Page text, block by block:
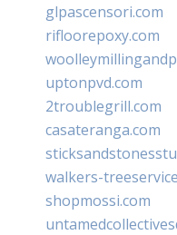
glpascensori.com
rifloorepoxy.com
uptonpvd.com
2troublegrill.com
casateranga.com
walkers-
shopmossi.com